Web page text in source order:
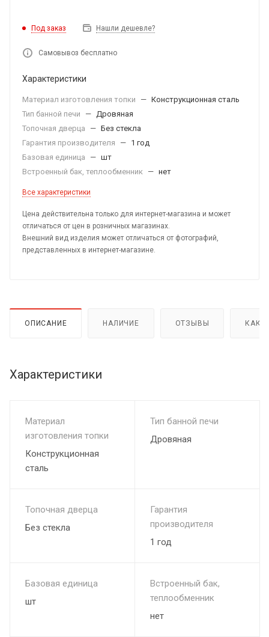
Под заказ Нашли дешевле?
Самовывоз бесплатно
Характеристики
Материал изготовления топки — Конструкционная сталь
Тип банной печи
— Дровяная
Топочная дверца
— Без стекла
Гарантия производителя
— 1 год
Базовая единица
— шт
Встроенный бак, теплообменник — нет
Все характеристики
Цена действительна только для интернет-магазина и может
отличаться от цен в розничных магазинах.
Внешний вид изделия может отличаться от фотографий,
представленных в интернет-магазине.
ОПИСАНИЕ НАЛИЧИЕ ОТЗЫВЫ КАК
Характеристики
Материал
изготовления топки
Конструкционная
сталь
Тип банной печи
Дровяная
Топочная дверца
Без стекла
Гарантия
производителя
1 год
Базовая единица
шт
Встроенный бак,
теплообменник
нет